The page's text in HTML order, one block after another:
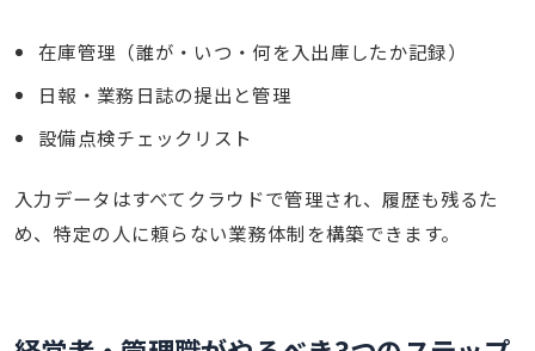
在庫管理（誰が・いつ・何を入出庫したか記録）
日報・業務日誌の提出と管理
設備点検チェックリスト
入力データはすべてクラウドで管理され、履歴も残るた
め、特定の人に頼らない業務体制を構築できます。